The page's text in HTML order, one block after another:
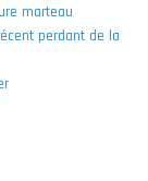
marteau
perdant de la